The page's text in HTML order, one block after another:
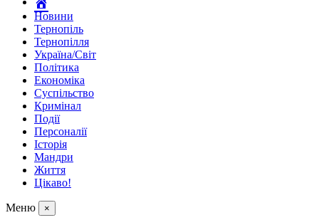
Новини
Тернопіль
Тернопілля
Україна/Світ
Політика
Економіка
Суспільство
Кримінал
Події
Персоналії
Історія
Мандри
Життя
Цікаво!
Меню ×